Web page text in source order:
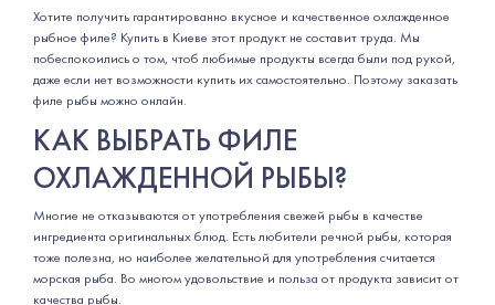
Хотите получить гарантированно вкусное и качественное охлажденное
рыбное филе? Купить в Киеве этот продукт не составит труда. Мы
побеспокоились о том, чтоб любимые продукты всегда были под рукой,
даже если нет возможности купить их самостоятельно. Поэтому заказать
филе рыбы можно онлайн.
КАК ВЫБРАТЬ ФИЛЕ
ОХЛАЖДЕННОЙ РЫБЫ?
Многие не отказываются от употребления свежей рыбы в качестве
ингредиента оригинальных блюд. Есть любители речной рыбы, которая
тоже полезна, но наиболее желательной для употребления считается
морская рыба. Во многом удовольствие и польза от продукта зависит от
качества рыбы.